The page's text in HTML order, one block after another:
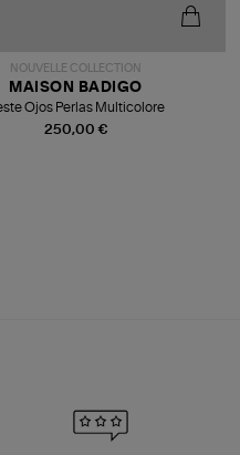
NOUVELLE COLLECTION
250,00 €
MAISON BADIGO
Ojos Perlas Multicolore